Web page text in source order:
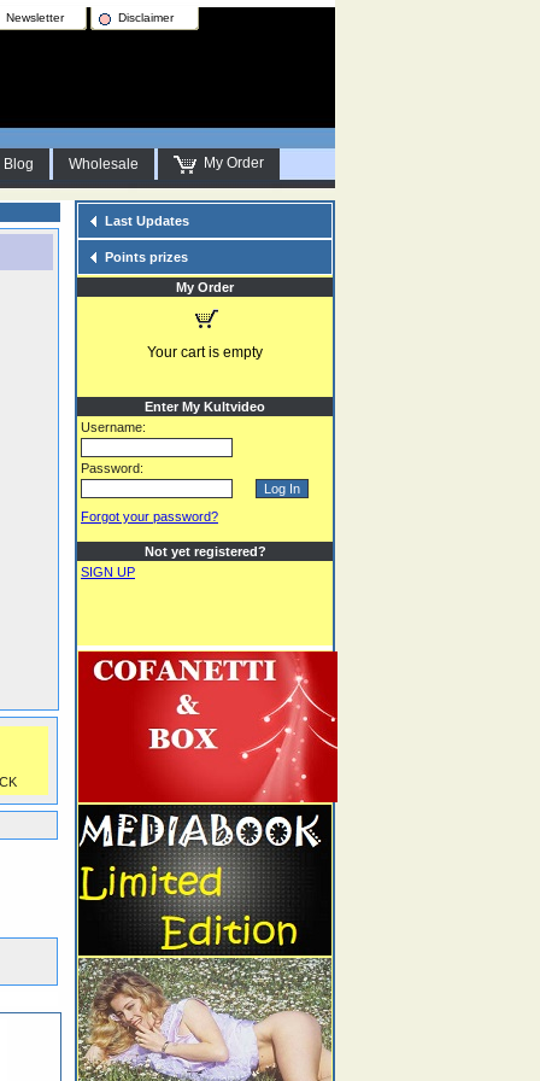
Newsletter Disclaimer
Blog Wholesale My Order
Last Updates
Points prizes
My Order
Your cart is empty
Enter My Kultvideo
Username:
Password:
Forgot your password?
Not yet registered?
SIGN UP